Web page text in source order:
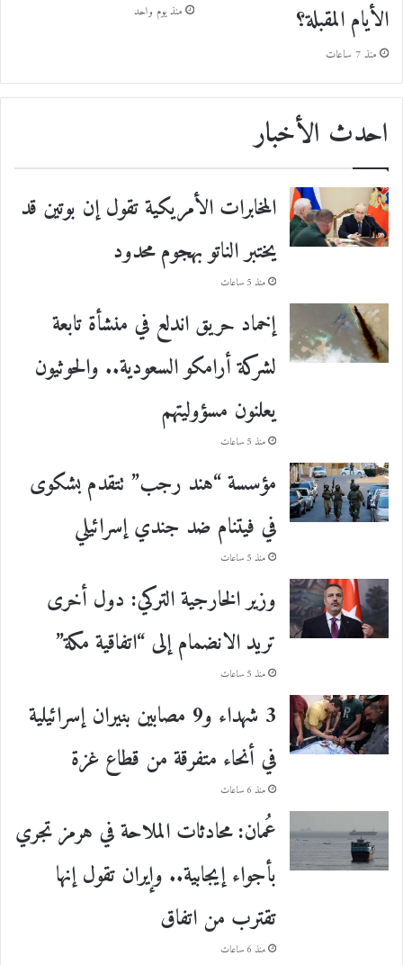
الأيام المقبلة؟
منذ 7 ساعات
منذ يوم واحد
احدث الأخبار
المخابرات الأمريكية تقول إن بوتين قد
يختبر الناتو بهجوم محدود
منذ 5 ساعات
إخماد حريق اندلع في منشأة تابعة
لشركة أرامكو السعودية.. والحوثيون
يعلنون مسؤوليتهم
منذ 5 ساعات
مؤسسة “هند رجب” تتقدم بشكوى
في فيتنام ضد جندي إسرائيلي
منذ 5 ساعات
وزير الخارجية التركي: دول أخرى
تريد الانضمام إلى “اتفاقية مكة”
منذ 5 ساعات
3 شهداء و9 مصابين بنيران إسرائيلية
في أنحاء متفرقة من قطاع غزة
منذ 6 ساعات
عُمان: محادثات الملاحة في هرمز تجري
بأجواء إيجابية.. وإيران تقول إنها
تقترب من اتفاق
منذ 6 ساعات